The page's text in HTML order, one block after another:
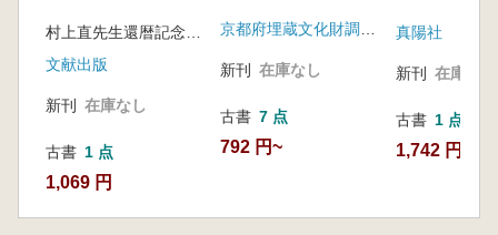
文献出版
新刊 在庫なし
古書 1 点
1,069 円
新刊 在庫なし
古書 7 点
792 円~
真陽社
新刊 在庫なし
古書 1 点
1,742 円